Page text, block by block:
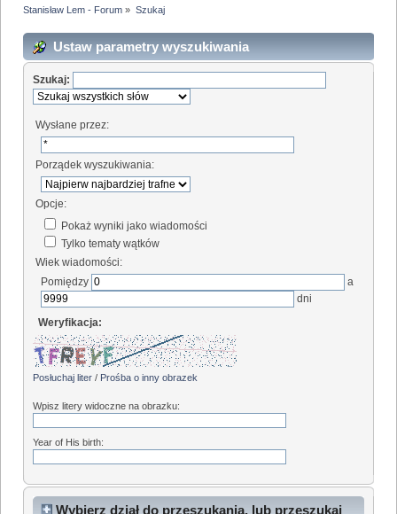
Stanisław Lem - Forum » Szukaj
Ustaw parametry wyszukiwania
Szukaj:
Wysłane przez:
Porządek wyszukiwania:
Opcje:
Pokaż wyniki jako wiadomości
Tylko tematy wątków
Wiek wiadomości:
Pomiędzy
a
dni
Weryfikacja:
Posłuchaj liter / Prośba o inny obrazek
Wpisz litery widoczne na obrazku:
Year of His birth:
Wybierz dział do przeszukania, lub przeszukaj